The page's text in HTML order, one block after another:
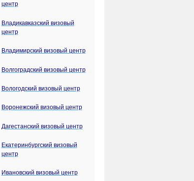
центр
Владикавказский визовый
центр
Владимирский визовый центр
Волгоградский визовый центр
Вологодский визовый центр
Воронежский визовый центр
Дагестанский визовый центр
Екатеринбургский визовый
центр
Ивановский визовый центр